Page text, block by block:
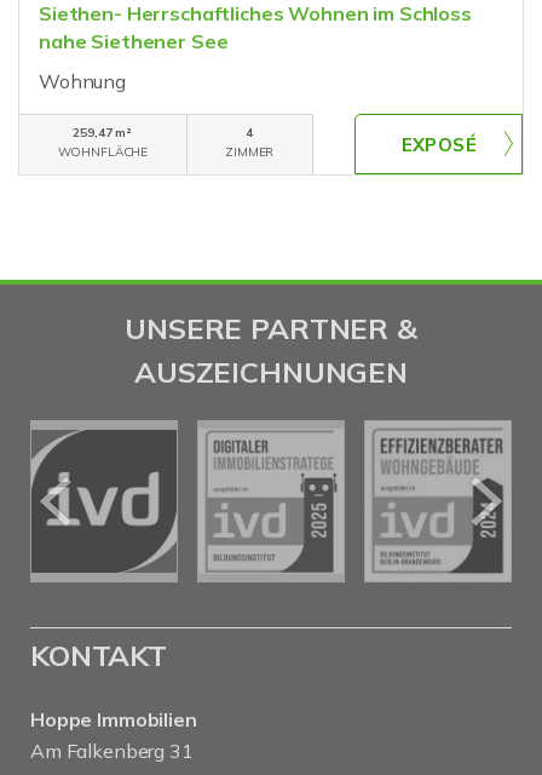
Siethen- Herrschaftliches Wohnen im Schloss
nahe Siethener See
Wohnung
259,47 m²
WOHNFLÄCHE
4
ZIMMER
UNSERE PARTNER &
AUSZEICHNUNGEN
KONTAKT
Hoppe Immobilien
Am Falkenberg 31